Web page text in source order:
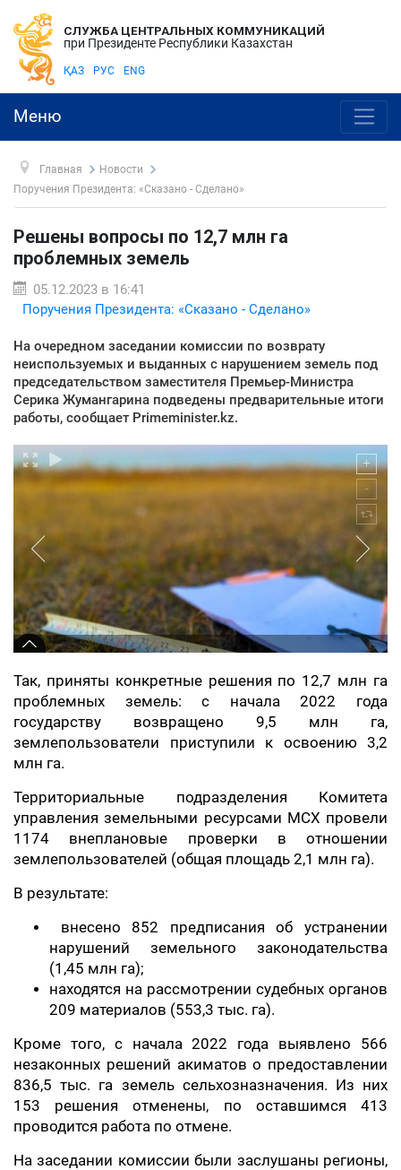
СЛУЖБА ЦЕНТРАЛЬНЫХ КОММУНИКАЦИЙ
при Президенте Республики Казахстан
ҚАЗ РУС ENG
Меню
Главная
Новости
Поручения Президента: «Сказано - Сделано»
Решены вопросы по 12,7 млн га
проблемных земель
05.12.2023 в 16:41
Поручения Президента: «Сказано - Сделано»
На очередном заседании комиссии по возврату
неиспользуемых и выданных с нарушением земель под
председательством заместителя Премьер-Министра
Серика Жумангарина подведены предварительные итоги
работы, сообщает Primeminister.kz.
Так, приняты конкретные решения по 12,7 млн га
проблемных земель: с начала 2022 года
государству возвращено 9,5 млн га,
землепользователи приступили к освоению 3,2
млн га.
Территориальные подразделения Комитета
управления земельными ресурсами МСХ провели
1174 внеплановые проверки в отношении
землепользователей (общая площадь 2,1 млн га).
В результате:
внесено 852 предписания об устранении
нарушений земельного законодательства
(1,45 млн га);
находятся на рассмотрении судебных органов
209 материалов (553,3 тыс. га).
Кроме того, с начала 2022 года выявлено 566
незаконных решений акиматов о предоставлении
836,5 тыс. га земель сельхозназначения. Из них
153 решения отменены, по оставшимся 413
проводится работа по отмене.
На заседании комиссии были заслушаны регионы,